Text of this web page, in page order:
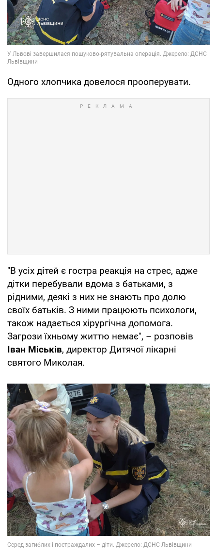
Одного хлопчика довелося прооперувати.
"В усіх дітей є гостра реакція на стрес, адже
дітки перебували вдома з батьками, з
рідними, деякі з них не знають про долю
своїх батьків. З ними працюють психологи,
також надається хірургічна допомога.
Загрози їхньому життю немає", – розповів
Іван Міськів, директор Дитячої лікарні
святого Миколая.